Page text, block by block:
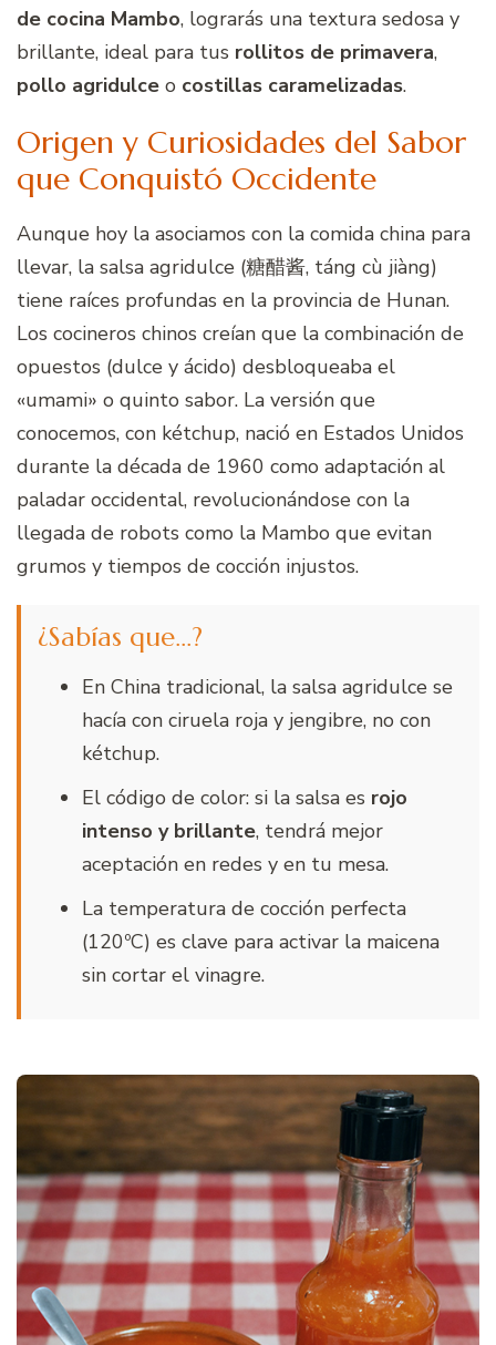
de cocina Mambo, lograrás una textura sedosa y
brillante, ideal para tus rollitos de primavera,
pollo agridulce o costillas caramelizadas.
Origen y Curiosidades del Sabor
que Conquistó Occidente
Aunque hoy la asociamos con la comida china para
llevar, la salsa agridulce (糖醋酱, táng cù jiàng)
tiene raíces profundas en la provincia de Hunan.
Los cocineros chinos creían que la combinación de
opuestos (dulce y ácido) desbloqueaba el
«umami» o quinto sabor. La versión que
conocemos, con kétchup, nació en Estados Unidos
durante la década de 1960 como adaptación al
paladar occidental, revolucionándose con la
llegada de robots como la Mambo que evitan
grumos y tiempos de cocción injustos.
¿Sabías que…?
En China tradicional, la salsa agridulce se
hacía con ciruela roja y jengibre, no con
kétchup.
El código de color: si la salsa es rojo
intenso y brillante, tendrá mejor
aceptación en redes y en tu mesa.
La temperatura de cocción perfecta
(120ºC) es clave para activar la maicena
sin cortar el vinagre.